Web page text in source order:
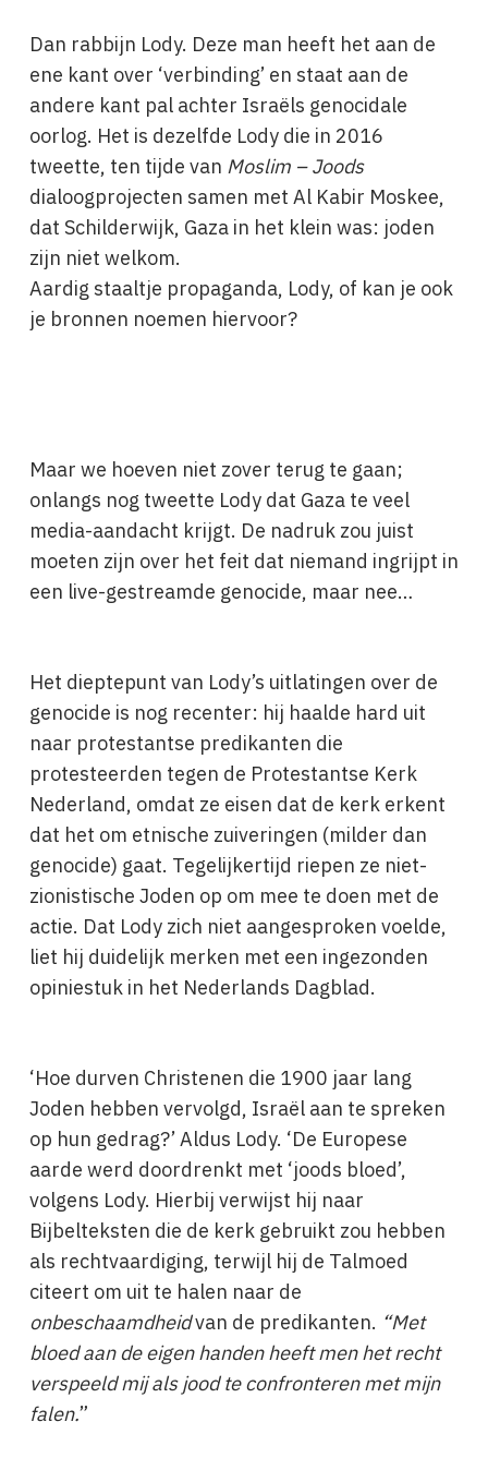
Dan rabbijn Lody. Deze man heeft het aan de
ene kant over ‘verbinding’ en staat aan de
andere kant pal achter Israëls genocidale
oorlog. Het is dezelfde Lody die in 2016
tweette, ten tijde van Moslim – Joods
dialoogprojecten samen met Al Kabir Moskee,
dat Schilderwijk, Gaza in het klein was: joden
zijn niet welkom.
Aardig staaltje propaganda, Lody, of kan je ook
je bronnen noemen hiervoor?
Maar we hoeven niet zover terug te gaan;
onlangs nog tweette Lody dat Gaza te veel
media-aandacht krijgt. De nadruk zou juist
moeten zijn over het feit dat niemand ingrijpt in
een live-gestreamde genocide, maar nee…
Het dieptepunt van Lody’s uitlatingen over de
genocide is nog recenter: hij haalde hard uit
naar protestantse predikanten die
protesteerden tegen de Protestantse Kerk
Nederland, omdat ze eisen dat de kerk erkent
dat het om etnische zuiveringen (milder dan
genocide) gaat. Tegelijkertijd riepen ze niet-
zionistische Joden op om mee te doen met de
actie. Dat Lody zich niet aangesproken voelde,
liet hij duidelijk merken met een ingezonden
opiniestuk in het Nederlands Dagblad.
‘Hoe durven Christenen die 1900 jaar lang
Joden hebben vervolgd, Israël aan te spreken
op hun gedrag?’ Aldus Lody. ‘De Europese
aarde werd doordrenkt met ‘joods bloed’,
volgens Lody. Hierbij verwijst hij naar
Bijbelteksten die de kerk gebruikt zou hebben
als rechtvaardiging, terwijl hij de Talmoed
citeert om uit te halen naar de
onbeschaamdheidvan de predikanten. “Met
bloed aan de eigen handen heeft men het recht
verspeeld mij als jood te confronteren met mijn
falen.”